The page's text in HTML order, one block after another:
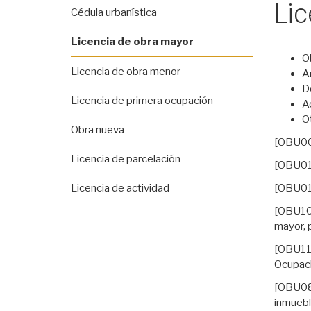
mayor,
Cédula urbanística
Licencia de obra mayor
Licencia de obra menor
Licencia de primera ocupación
Obra nueva
Licencia de parcelación
Licencia de actividad